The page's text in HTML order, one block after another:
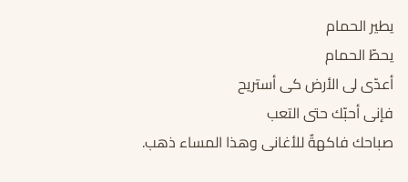
يطير الحمام
يحطّ الحمام
أعدّى لى الأرض كى أستريح
فإنى أحبّك حتى التعب
صباحك فاكهةٌ للأغانى وهذا المساء ذهب.